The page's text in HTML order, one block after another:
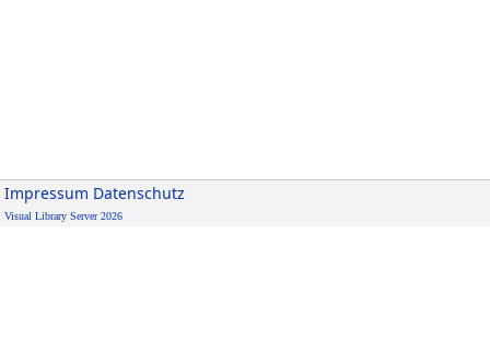
Impressum Datenschutz
Visual Library Server 2026